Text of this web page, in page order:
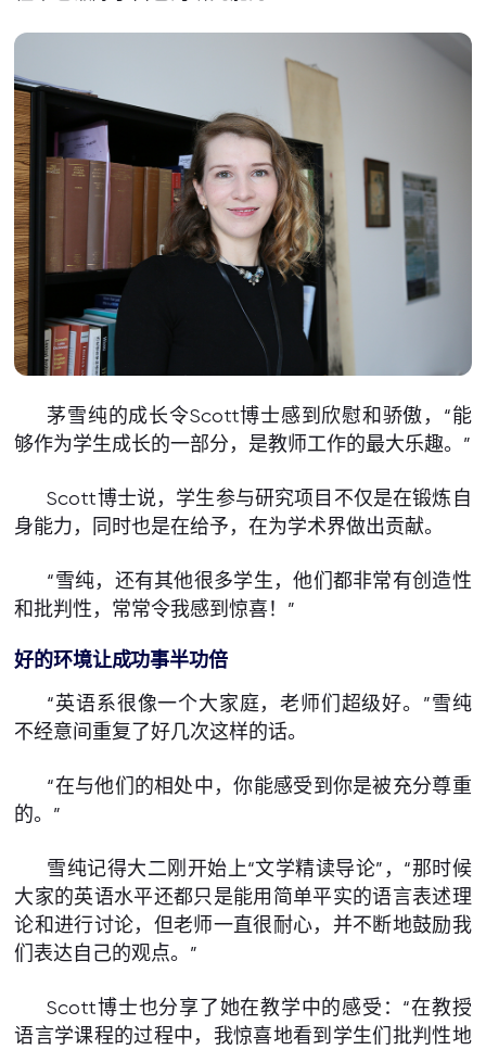
茅雪纯的成长令Scott博士感到欣慰和骄傲，“能
够作为学生成长的一部分，是教师工作的最大乐趣。”
Scott博士说，学生参与研究项目不仅是在锻炼自
身能力，同时也是在给予，在为学术界做出贡献。
“雪纯，还有其他很多学生，他们都非常有创造性
和批判性，常常令我感到惊喜！”
好的环境让成功事半功倍
“英语系很像一个大家庭，老师们超级好。”雪纯
不经意间重复了好几次这样的话。
“在与他们的相处中，你能感受到你是被充分尊重
的。”
雪纯记得大二刚开始上“文学精读导论”，“那时候
大家的英语水平还都只是能用简单平实的语言表述理
论和进行讨论，但老师一直很耐心，并不断地鼓励我
们表达自己的观点。”
Scott博士也分享了她在教学中的感受：“在教授
语言学课程的过程中，我惊喜地看到学生们批判性地